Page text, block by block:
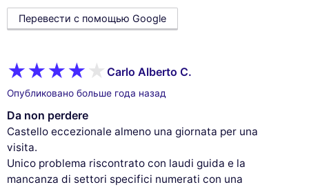
Перевести с помощью Google
Carlo Alberto C.
Опубликовано больше года назад
Da non perdere
Castello eccezionale almeno una giornata per una
visita.
Unico problema riscontrato con laudi guida e la
mancanza di settori specifici numerati con una